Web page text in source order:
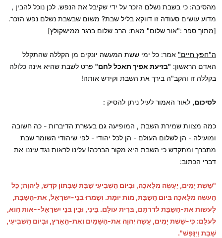
מהסיבה: כי בשבת נשלם הזכר על ידי שקיבל את הנפש. לכן נוכל להבין ,
מדוע עושים סעודה זו דווקא בליל שבת? משום שבשבת נשלם נפש הזכר.
[מתוך ספר :"אור שלום" מאת: הרב שלום ברגר ממישקולץ]
ה"חפץ חיים" אמר: כל ימי ששת המעשה יונקים מן הקללה שהתקלל
האדם הראשון: "בזיעת אפיך תאכל לחם" פרט לשבת שהיא אינה כלולה
בקללה זו והקב"ה בירך את השבת וקידש אותה!
לסיכום, לאור האמור לעיל ניתן להסיק :
כמה מצוות שמירת השבת , המופיעה גם בעשרת הדיברות - כה חשובה
ומועילה - הן לשלום העולם - הן לכל יהודי - לפי שיהודי השומר שבת
מתברך ומתקדש כי השבת היא מקור הברכה! עלינו לראות נגד עיננו את
דברי הכתוב:
"שֵׁשֶׁת יָמִים, יֵעָשֶׂה מְלָאכָה, וּבַיּוֹם הַשְּׁבִיעִי שַׁבַּת שַׁבָּתוֹן קֹדֶשׁ, לַיהוָה; כָּל
הָעֹשֶׂה מְלָאכָה בְּיוֹם הַשַּׁבָּת, מוֹת יוּמָת. וְשָׁמְרוּ בְנֵי-יִשְׂרָאֵל, אֶת-הַשַּׁבָּת,
לַעֲשׂוֹת אֶת-הַשַּׁבָּת לְדֹרֹתָם, בְּרִית עוֹלָם. בֵּינִי, וּבֵין בְּנֵי יִשְׂרָאֵל--אוֹת הִוא,
לְעֹלָם: כִּי-שֵׁשֶׁת יָמִים, עָשָׂה יְהוָה אֶת-הַשָּׁמַיִם וְאֶת-הָאָרֶץ, וּבַיּוֹם הַשְּׁבִיעִי,
שָׁבַת וַיִּנָּפַשׁ".